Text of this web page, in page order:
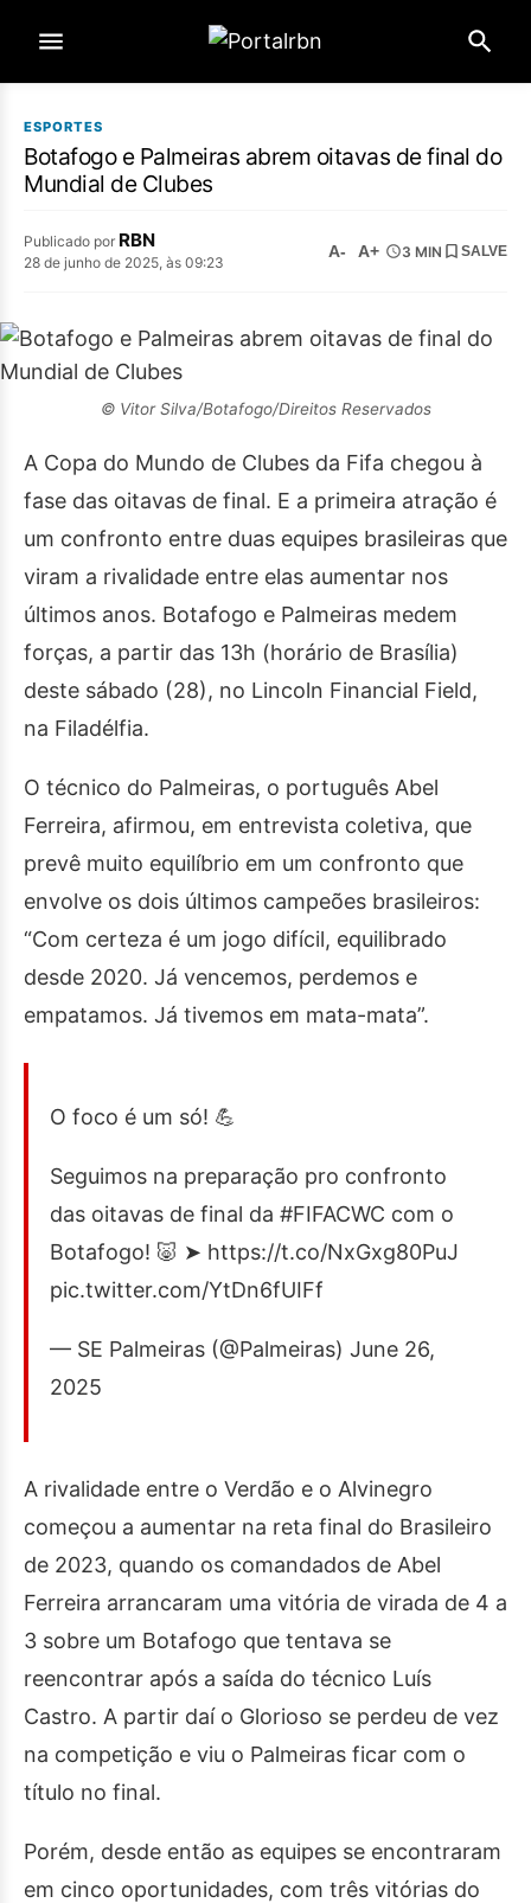
ESPORTES
Botafogo e Palmeiras abrem oitavas de final do
Mundial de Clubes
Publicado por RBN
28 de junho de 2025, às 09:23
A- A+ 3 MIN SALVE
© Vitor Silva/Botafogo/Direitos Reservados
A Copa do Mundo de Clubes da Fifa chegou à
fase das oitavas de final. E a primeira atração é
um confronto entre duas equipes brasileiras que
viram a rivalidade entre elas aumentar nos
últimos anos. Botafogo e Palmeiras medem
forças, a partir das 13h (horário de Brasília)
deste sábado (28), no Lincoln Financial Field,
na Filadélfia.
O técnico do Palmeiras, o português Abel
Ferreira, afirmou, em entrevista coletiva, que
prevê muito equilíbrio em um confronto que
envolve os dois últimos campeões brasileiros:
“Com certeza é um jogo difícil, equilibrado
desde 2020. Já vencemos, perdemos e
empatamos. Já tivemos em mata-mata”.
O foco é um só! 💪
Seguimos na preparação pro confronto
das oitavas de final da #FIFACWC com o
Botafogo! 🐷 ➤ https://t.co/NxGxg80PuJ
pic.twitter.com/YtDn6fUIFf
— SE Palmeiras (@Palmeiras) June 26,
2025
A rivalidade entre o Verdão e o Alvinegro
começou a aumentar na reta final do Brasileiro
de 2023, quando os comandados de Abel
Ferreira arrancaram uma vitória de virada de 4 a
3 sobre um Botafogo que tentava se
reencontrar após a saída do técnico Luís
Castro. A partir daí o Glorioso se perdeu de vez
na competição e viu o Palmeiras ficar com o
título no final.
Porém, desde então as equipes se encontraram
em cinco oportunidades, com três vitórias do